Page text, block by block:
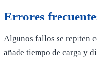
Errores
Algunos fallos se repiten
añade tiempo de carga y